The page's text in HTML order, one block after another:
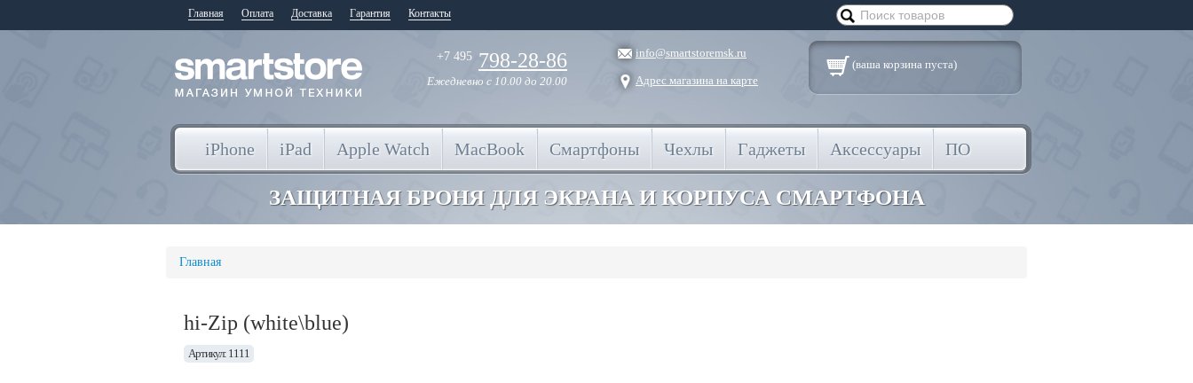
Главная Оплата Доставка Гарантия Контакты
+7 495 798-28-86
Ежедневно с 10.00 до 20.00
info@smartstoremsk.ru
Адрес магазина на карте
(ваша корзина пуста)
iPhone iPad Apple Watch MacBook Смартфоны Чехлы Гаджеты Аксессуары ПО
ЗАЩИТНАЯ БРОНЯ ДЛЯ ЭКРАНА И КОРПУСА СМАРТФОНА
Главная
hi-Zip (white\blue)
Артикул: 1111